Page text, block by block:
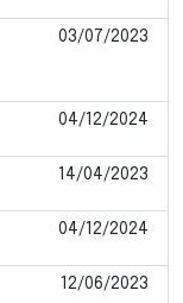
03/07/2023
04/12/2024
14/04/2023
04/12/2024
12/06/2023